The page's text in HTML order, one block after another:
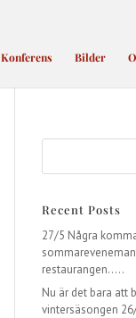
Konferens Bilder
Recent Posts
27/5 Några
restaurangen…..
Nu är det bara att
vintersäsongen